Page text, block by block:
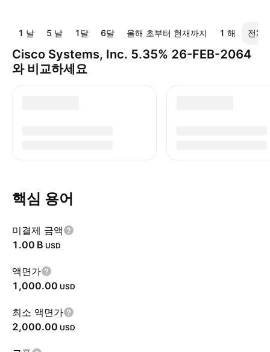
1 날 5 날 1달 6달 올해 초부터 현재까지 1 해 전체
Cisco Systems, Inc. 5.35% 26-FEB-2064
와 비교하세요
핵심 용어
미결제 금액
‪1.00 B‬ USD
액면가
1,000.00 USD
최소 액면가
2,000.00 USD